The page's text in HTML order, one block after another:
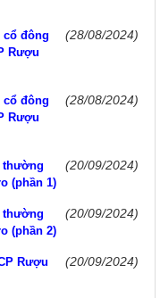
đông
Rượu
(28/08/2024)
đông
Rượu
(28/08/2024)
thường
(phần 1)
(20/09/2024)
thường
(phần 2)
(20/09/2024)
Rượu
(20/09/2024)